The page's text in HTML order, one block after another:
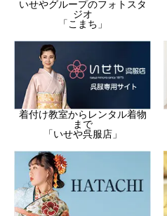
いせやグループのフォトスタ
ジオ
「こまち」
着付け教室からレンタル着物
まで
「いせや呉服店」